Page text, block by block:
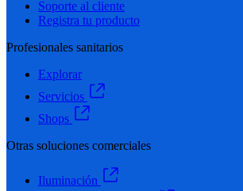
Soporte al cliente
Registra tu producto
Profesionales sanitarios
Explorar
Servicios
Shops
Otras soluciones comerciales
Iluminación